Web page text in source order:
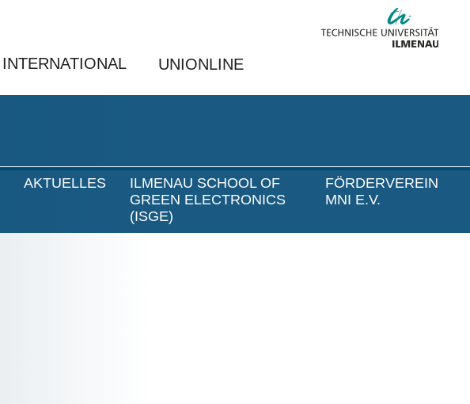
INTERNATIONAL UNIONLINE
AKTUELLES
ILMENAU SCHOOL OF
GREEN ELECTRONICS
(ISGE)
FÖRDERVEREIN
MNI E.V.